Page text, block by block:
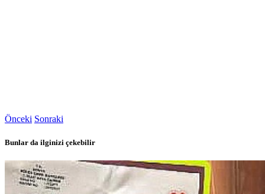
Önceki Sonraki
Bunlar da ilginizi çekebilir